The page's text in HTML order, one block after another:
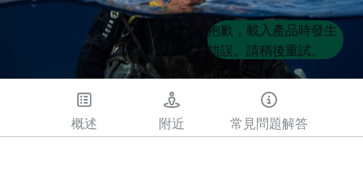
Product
List
Product
List
抱歉，載入產品時發生
錯誤。請稍後重試。
概述 附近 常見問題解答